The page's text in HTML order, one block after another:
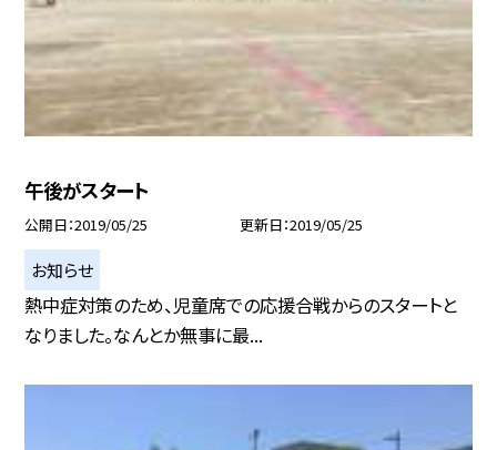
午後がスタート
公開日 2019/05/25 更新日 2019/05/25
お知らせ
熱中症対策のため、児童席での応援合戦からのスタートと
なりました。なんとか無事に最...